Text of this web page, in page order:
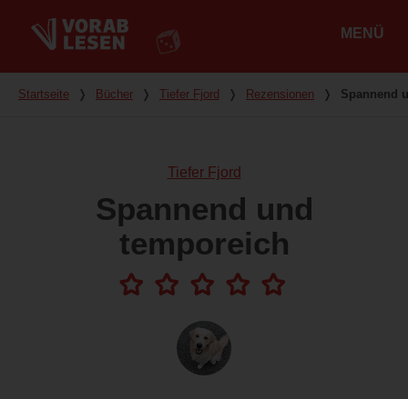
MENÜ
Du bist hier
Startseite ❭ Bücher ❭ Tiefer Fjord ❭ Rezensionen ❭ Spannend
Tiefer Fjord
Spannend und
temporeich